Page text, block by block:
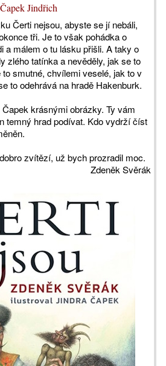
Jindřich
Čerti nejsou, abyste se jí nebáli,
tři. Je to však pohádka o
a málem o tu lásku přišli. A taky o
zlého tatínka a nevěděly, jak se to
smutné, chvílemi veselé, jak to v
to odehrává na hradě Hakenburk.
krásnými obrázky. Ty vám
temný hrad podívat. Kdo vydrží číst
zvítězí, už bych prozradil moc.
Zdeněk Svěrák